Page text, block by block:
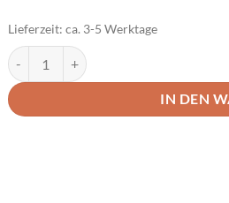
Lieferzeit: ca. 3-5 Werktage
Cusco Sturzversteller hinten Toyota GR
IN DEN